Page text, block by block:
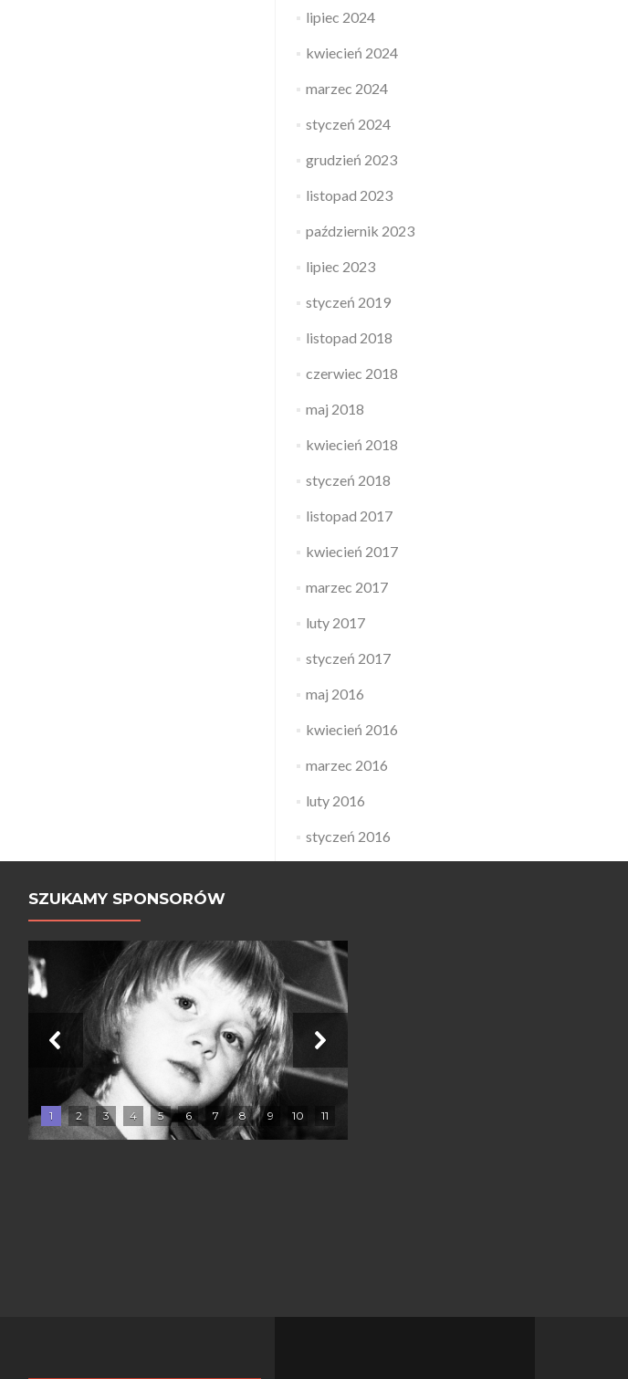
lipiec 2024
kwiecień 2024
marzec 2024
styczeń 2024
grudzień 2023
listopad 2023
październik 2023
lipiec 2023
styczeń 2019
listopad 2018
czerwiec 2018
maj 2018
kwiecień 2018
styczeń 2018
listopad 2017
kwiecień 2017
marzec 2017
luty 2017
styczeń 2017
maj 2016
kwiecień 2016
marzec 2016
luty 2016
styczeń 2016
SZUKAMY SPONSORÓW
1 2 3 4 5 6 7 8 9 10 11